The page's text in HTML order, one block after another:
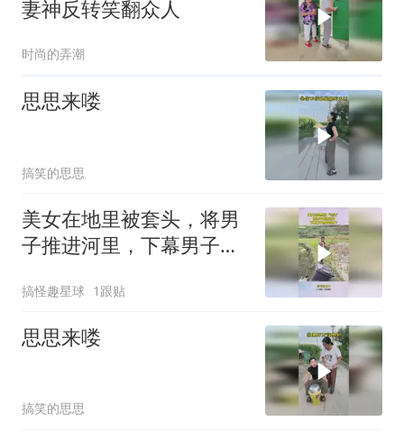
妻神反转笑翻众人
时尚的弄潮
思思来喽
搞笑的思思
美女在地里被套头，将男
子推进河里，下幕男子想
搞怪趣星球 1跟贴
思思来喽
搞笑的思思